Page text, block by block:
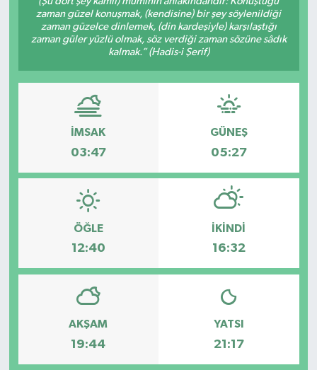
zaman güzel konuşmak, (kendisine) bir şey söylenildiği
zaman güzelce dinlemek, (din kardeşiyle) karşılaştığı
zaman güler yüzlü olmak, söz verdiği zaman sözüne sâdık
kalmak.” (Hadis-i Şerif)
İMSAK
03:47
GÜNEŞ
05:27
ÖĞLE
12:40
İKINDI
16:32
AKŞAM
19:44
YATSI
21:17
DÜNYA
Edremit
EĞİTİM
Gömeç
Gönen
İvrindi